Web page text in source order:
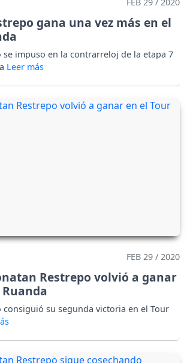
gana una vez más en el
se impuso en la contrarreloj de la etapa 7
FEB 29 / 2020
Restrepo volvió a ganar
consiguió su segunda victoria en el Tour